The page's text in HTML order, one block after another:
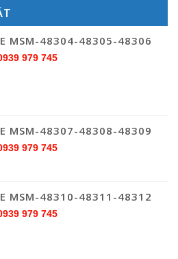
MSM-48304-48305-48306
979 745
MSM-48307-48308-48309
979 745
MSM-48310-48311-48312
979 745